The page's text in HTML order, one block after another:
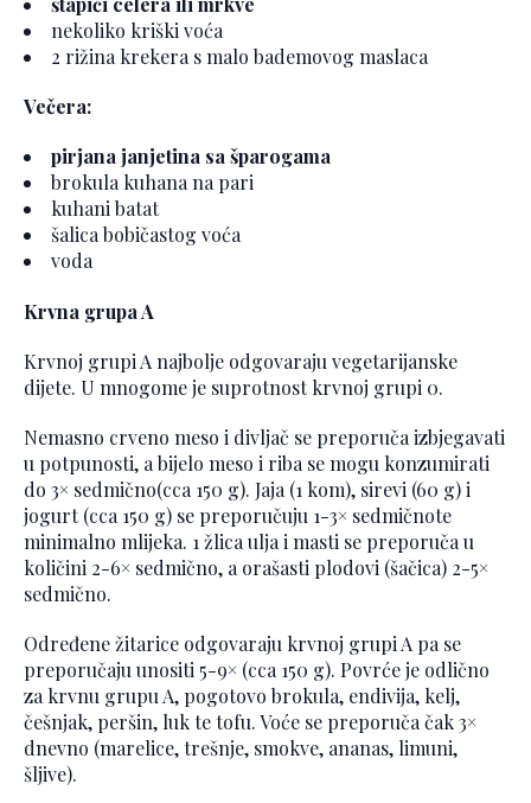
nekoliko kriški voća
2 rižina krekera s malo bademovog maslaca
Večera:
pirjana janjetina sa šparogama
brokula kuhana na pari
kuhani batat
šalica bobičastog voća
voda
Krvna grupa A
Krvnoj grupi A najbolje odgovaraju vegetarijanske
dijete. U mnogome je suprotnost krvnoj grupi 0.
Nemasno crveno meso i divljač se preporuča izbjegavati
u potpunosti, a bijelo meso i riba se mogu konzumirati
do 3× sedmično(cca 150 g). Jaja (1 kom), sirevi (60 g) i
jogurt (cca 150 g) se preporučuju 1-3× sedmičnote
minimalno mlijeka. 1 žlica ulja i masti se preporuča u
količini 2-6× sedmično, a orašasti plodovi (šačica) 2-5×
sedmično.
Određene žitarice odgovaraju krvnoj grupi A pa se
preporučaju unositi 5-9× (cca 150 g). Povrće je odlično
za krvnu grupu A, pogotovo brokula, endivija, kelj,
češnjak, peršin, luk te tofu. Voće se preporuča čak 3×
dnevno (marelice, trešnje, smokve, ananas, limuni,
šljive).